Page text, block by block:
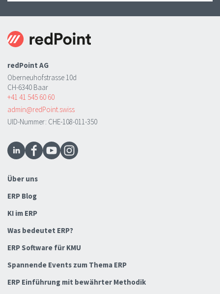
redPoint AG
Oberneuhofstrasse 10d
CH-6340 Baar
+41 41 545 60 60
admin@redPoint.swiss
UID-Nummer: CHE-108-011-350
Über uns
ERP Blog
KI im ERP
Was bedeutet ERP?
ERP Software für KMU
Spannende Events zum Thema ERP
ERP Einführung mit bewährter Methodik